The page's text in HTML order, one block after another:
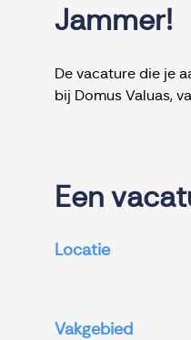
Jammer!
De vacature die je
bij Domus Valuas,
Een
Locatie
Vakgebied